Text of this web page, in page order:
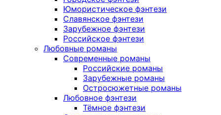
Юмористическое фэнтези
Славянское фэнтези
Зарубежное фэнтези
Российское фэнтези
Любовные романы
Современные романы
Российские романы
Зарубежные романы
Остросюжетные романы
Любовное фэнтези
Тёмное фэнтези